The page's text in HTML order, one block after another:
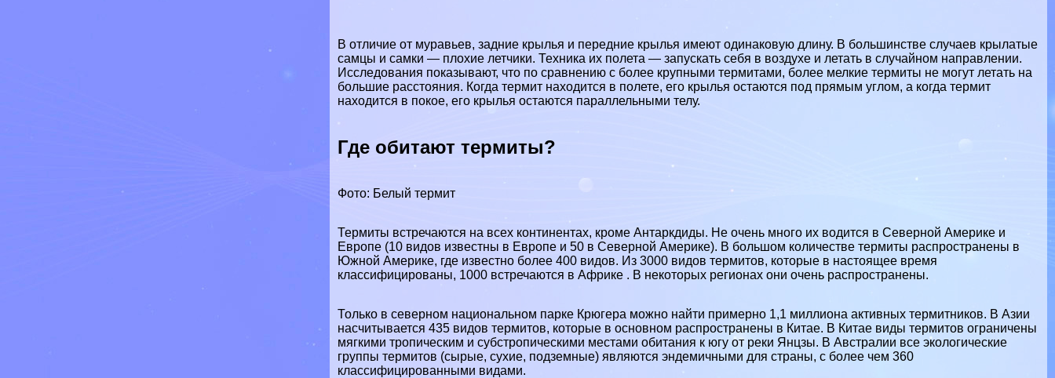
В отличие от муравьев, задние крылья и передние крылья имеют одинаковую длину. В большинстве случаев крылатые
самцы и самки — плохие летчики. Техника их полета — запускать себя в воздухе и летать в случайном направлении.
Исследования показывают, что по сравнению с более крупными термитами, более мелкие термиты не могут летать на
большие расстояния. Когда термит находится в полете, его крылья остаются под прямым углом, а когда термит
находится в покое, его крылья остаются параллельными телу.
Где обитают термиты?
Фото: Белый термит
Термиты встречаются на всех континентах, кроме Антаркдиды. Не очень много их водится в Северной Америке и
Европе (10 видов известны в Европе и 50 в Северной Америке). В большом количестве термиты распространены в
Южной Америке, где известно более 400 видов. Из 3000 видов термитов, которые в настоящее время
классифицированы, 1000 встречаются в Африке . В некоторых регионах они очень распространены.
Только в северном национальном парке Крюгера можно найти примерно 1,1 миллиона активных термитников. В Азии
насчитывается 435 видов термитов, которые в основном распространены в Китае. В Китае виды термитов ограничены
мягкими тропическим и субстропическими местами обитания к югу от реки Янцзы. В Австралии все экологические
группы термитов (сырые, сухие, подземные) являются эндемичными для страны, с более чем 360
классифицированными видами.